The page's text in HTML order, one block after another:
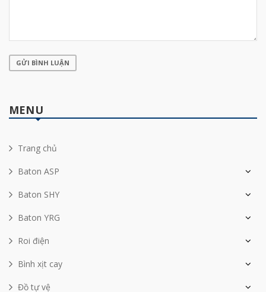
GỬI BÌNH LUẬN
MENU
Trang chủ
Baton ASP
Baton SHY
Baton YRG
Roi điện
Bình xịt cay
Đồ tự vệ